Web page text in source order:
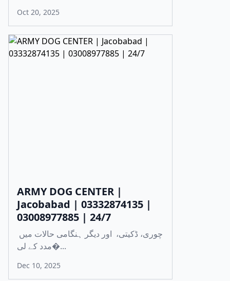
Oct 20, 2025
ARMY DOG CENTER |
Jacobabad | 03332874135 |
03008977885 | 24/7
مدد کے لی�...
Dec 10, 2025